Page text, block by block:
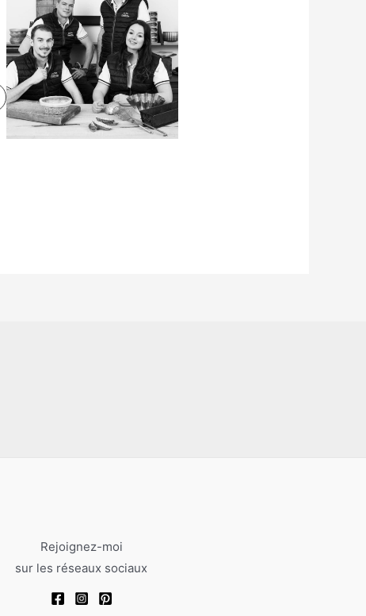
Rejoignez-moi
sur les réseaux sociaux